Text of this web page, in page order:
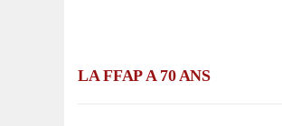
LA FFAP A 70 ANS